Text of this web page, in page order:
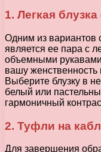
1. Легкая
Одним из вариантов
является ее пара с
объемными
вашу женственность
Выберите блузку в
белый или
гармоничный
2. Туфли на
Для завершения